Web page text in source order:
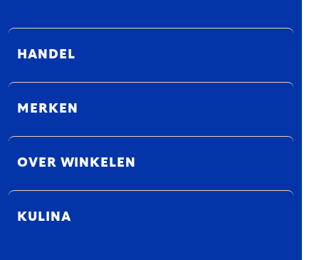
HANDEL
MERKEN
OVER WINKELEN
KULINA